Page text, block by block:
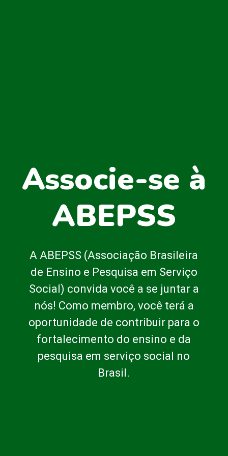
Associe-se à
ABEPSS
A ABEPSS (Associação Brasileira
de Ensino e Pesquisa em Serviço
Social) convida você a se juntar a
nós! Como membro, você terá a
oportunidade de contribuir para o
fortalecimento do ensino e da
pesquisa em serviço social no
Brasil.